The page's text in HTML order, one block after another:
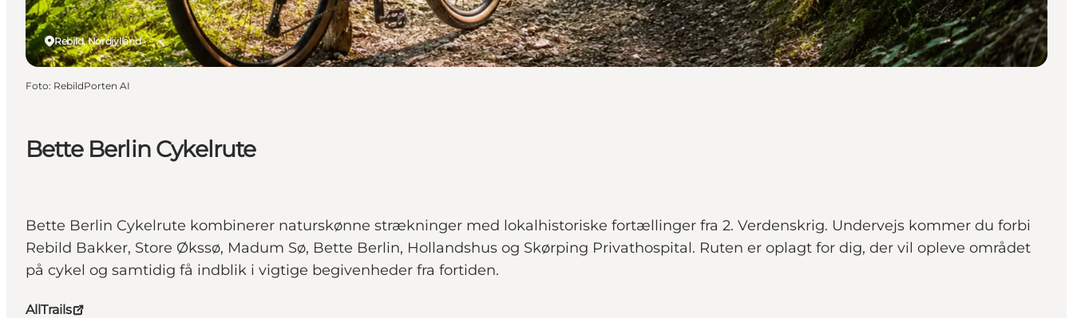
Bette Berlin Cykelrute
Bette Berlin Cykelrute kombinerer naturskønne strækninger med lokalhistoriske fortællinger fra 2. Verdenskrig. Undervejs kommer du forbi
Rebild Bakker, Store Økssø, Madum Sø, Bette Berlin, Hollandshus og Skørping Privathospital. Ruten er oplagt for dig, der vil opleve området
på cykel og samtidig få indblik i vigtige begivenheder fra fortiden.
AllTrails
Rebild, Nordjylland
Foto: RebildPorten AI